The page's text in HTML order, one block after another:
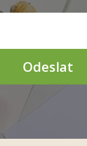
Odeslat